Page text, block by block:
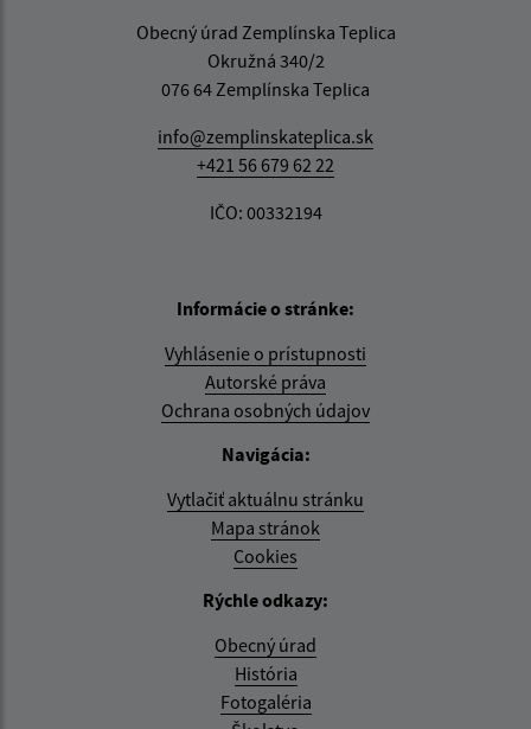
Obecný úrad Zemplínska Teplica
Okružná 340/2
076 64 Zemplínska Teplica
info@zemplinskateplica.sk
+421 56 679 62 22
IČO: 00332194
Informácie o stránke:
Vyhlásenie o prístupnosti
Autorské práva
Ochrana osobných údajov
Navigácia:
Vytlačiť aktuálnu stránku
Mapa stránok
Cookies
Rýchle odkazy:
Obecný úrad
História
Fotogaléria